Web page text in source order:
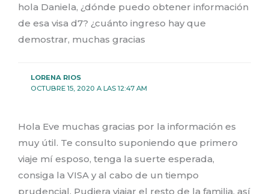
hola Daniela, ¿dónde puedo obtener información
de esa visa d7? ¿cuánto ingreso hay que
demostrar, muchas gracias
LORENA RIOS
OCTUBRE 15, 2020 A LAS 12:47 AM
Hola Eve muchas gracias por la información es
muy útil. Te consulto suponiendo que primero
viaje mí esposo, tenga la suerte esperada,
consiga la VISA y al cabo de un tiempo
prudencial. Pudiera viajar el resto de la familia, así